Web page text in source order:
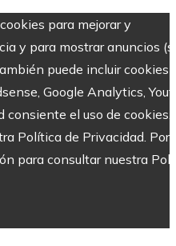
para mejorar y
y para mostrar anuncios
puede incluir cookies
Google Analytics,
consiente el uso de cookies.
Política de Privacidad. Por
para consultar nuestra